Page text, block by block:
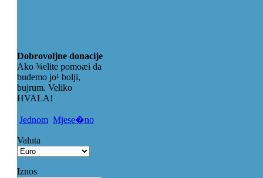
Dobrovoljne donacije
Ako ¾elite pomoæi da
budemo jo¹ bolji,
bujrum. Veliko
HVALA!
Jednom Mjese�no
Valuta
Iznos